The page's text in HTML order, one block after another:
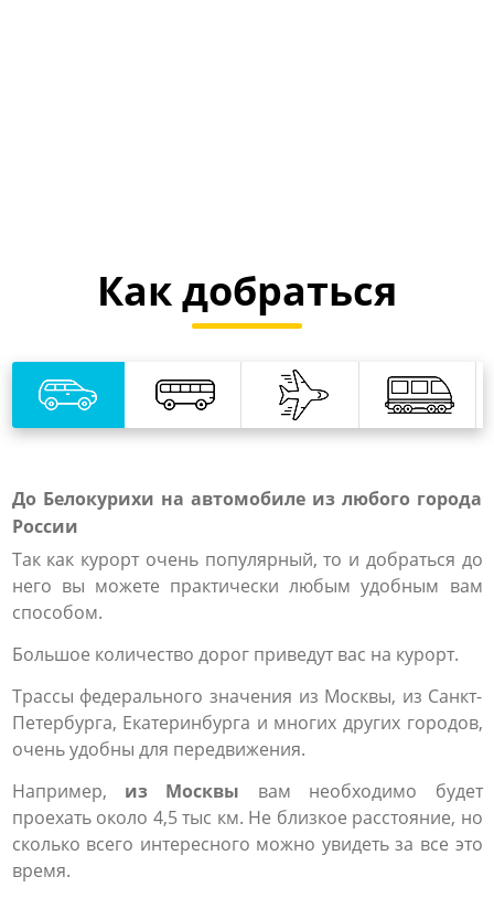
Как добраться
До Белокурихи на автомобиле из любого города
России
Так как курорт очень популярный, то и добраться до
него вы можете практически любым удобным вам
способом.
Большое количество дорог приведут вас на курорт.
Трассы федерального значения из Москвы, из Санкт-
Петербурга, Екатеринбурга и многих других городов,
очень удобны для передвижения.
Например, из Москвы вам необходимо будет
проехать около 4,5 тыс км. Не близкое расстояние, но
сколько всего интересного можно увидеть за все это
время.